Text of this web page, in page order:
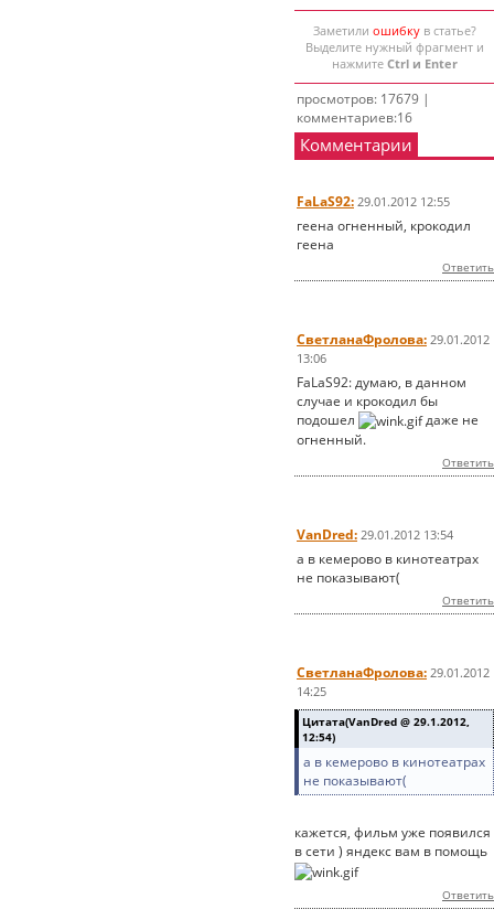
Заметили ошибкув статье?
Выделите нужный фрагмент и
нажмите Ctrl и Enter
просмотров: 17679 |
комментариев:16
Комментарии
FaLaS92: 29.01.2012 12:55
геена огненный, крокодил
геена
Ответить
СветланаФролова: 29.01.2012
13:06
FaLaS92: думаю, в данном
случае и крокодил бы
подошел
даже не
огненный.
Ответить
VanDred: 29.01.2012 13:54
а в кемерово в кинотеатрах
не показывают(
Ответить
СветланаФролова: 29.01.2012
14:25
Цитата(VanDred @ 29.1.2012,
12:54)
а в кемерово в кинотеатрах
не показывают(
кажется, фильм уже появился
в сети ) яндекс вам в помощь
Ответить